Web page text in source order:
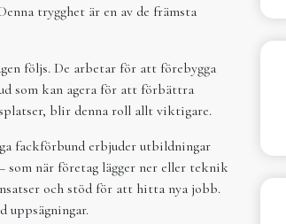
trygghet är en av de främsta
följs. De arbetar för att förebygga
som kan agera för att förbättra
blir denna roll allt viktigare.
fackförbund erbjuder utbildningar
som när företag lägger ner eller teknik
och stöd för att hitta nya jobb.
uppsägningar.